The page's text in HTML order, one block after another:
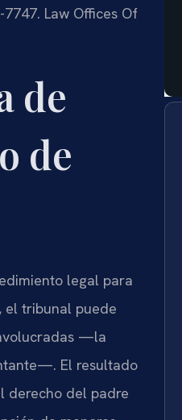
Law Offices Of
de
de
legal para
el tribunal puede
—la
El resultado
derecho del padre